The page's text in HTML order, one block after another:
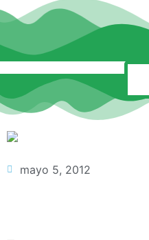
mayo 5, 2012